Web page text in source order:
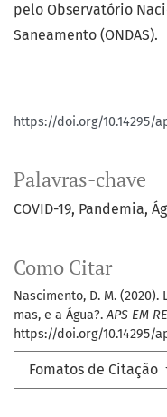
Palavras-chave
COVID-19 Pandemia
Como Citar
Nascimento, D. M.
mas, e a Água?.APS EM
https://doi.org/10.14295/
Fomatos de Citação
pelo Observatório
Saneamento (ONDAS).
https://doi.org/10.14295/